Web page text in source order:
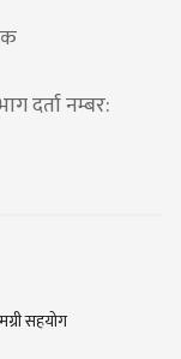
दर्ता नम्बर:
सहयोग